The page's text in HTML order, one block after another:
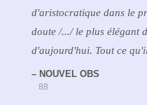
d'aristocratique dans le
doute /.../ le plus élégant
d'aujourd'hui. Tout ce
NOUVEL OBS
88